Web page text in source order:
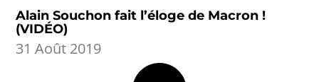
Alain Souchon fait l’éloge de Macron !
(VIDÉO)
31 Août 2019